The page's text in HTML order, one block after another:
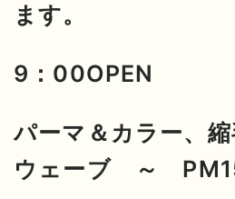
ます。
9：00OPEN
パーマ＆カラー、
ウェーブ ～